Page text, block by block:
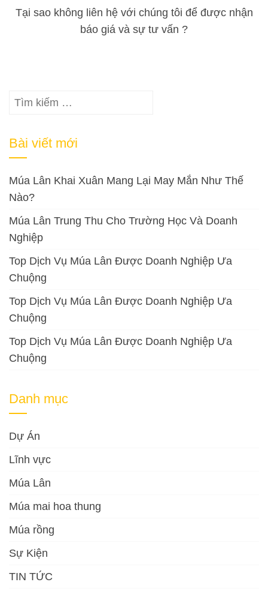
Tại sao không liên hệ với chúng tôi để được nhận
báo giá và sự tư vấn ?
Tìm
Bài viết mới
Múa Lân Khai Xuân Mang Lại May Mắn Như Thế
Nào?
Múa Lân Trung Thu Cho Trường Học Và Doanh
Nghiệp
Top Dịch Vụ Múa Lân Được Doanh Nghiệp Ưa
Chuộng
Top Dịch Vụ Múa Lân Được Doanh Nghiệp Ưa
Chuộng
Top Dịch Vụ Múa Lân Được Doanh Nghiệp Ưa
Chuộng
Danh mục
Dự Án
Lĩnh vực
Múa Lân
Múa mai hoa thung
Múa rồng
Sự Kiện
TIN TỨC